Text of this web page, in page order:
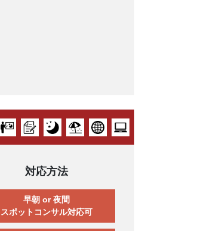
対応方法
早朝 or 夜間
スポットコンサル対応可